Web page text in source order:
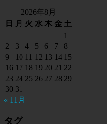
2026年8月
日
月 火 水 木 金 土
1
2
3 4 5 6 7
8
9
10 11 12 13 14 15
16 17 18 19 20 21 22
23 24 25 26 27 28 29
30 31
« 11月
タグ